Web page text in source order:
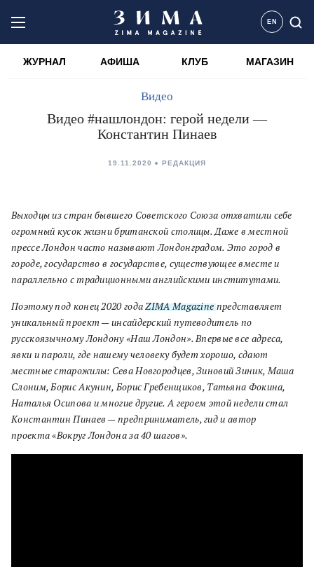
EN
ЖУРНАЛ АФИША КЛУБ МАГАЗИН
Видео
Видео #нашлондон: герой недели —
Константин Пинаев
19.11.2020 РЕДАКЦИЯ
Выходцы из стран бывшего Советского Союза отхватили себе
огромный кусок жизни британской столицы. Даже в местной
прессе Лондон часто называют Лондонградом. Это город в
городе, государство в государстве, существующее вместе и
параллельно с традиционными английскими институтами.
Поэтому под конец 2020 годаZIMA Magazineпредставляет
уникальный проект — инсайдерский путеводитель по
русскоязычному Лондону «Наш Лондон». Впервые все адреса,
явки и пароли, где нашему человеку будет хорошо, сдают
местные старожилы: Сева Новгородцев, Зиновий Зиник, Маша
Слоним, Борис Акунин, Борис Гребенщиков, Татьяна Фокина,
Наталья Осипова и многие другие. А героем этой недели стал
Константин Пинаев —предприниматель, гид и автор
проекта«Вокруг Лондона за 40 шагов».